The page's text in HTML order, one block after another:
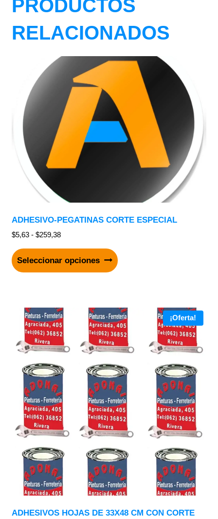
PRODUCTOS
RELACIONADOS
ADHESIVO-PEGATINAS CORTE ESPECIAL
$5,63 - $259,38
Seleccionar opciones
¡Oferta!
ADHESIVOS HOJAS DE 33X48 CM CON CORTE